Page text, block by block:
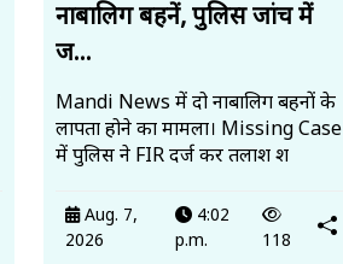
नाबालिग बहनें, पुलिस जांच में
ज...
Mandi News में दो नाबालिग बहनों के
लापता होने का मामला। Missing Case
में पुलिस ने FIR दर्ज कर तलाश श
Aug. 7,
2026
4:02
p.m.
118